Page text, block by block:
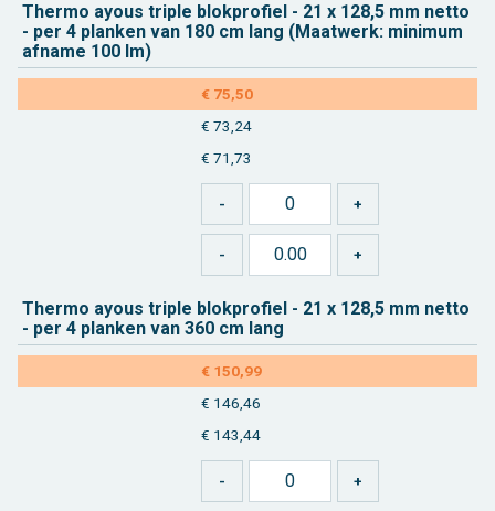
Ther­mo ayous tri­ple blok­pro­fiel - 21 x 128,5 mm netto
- per 4 plan­ken van 180 cm lang (Maat­werk: mi­ni­mum
af­na­me 100 lm)
€ 75,50
€ 73,24
€ 71,73
Ther­mo ayous tri­ple blok­pro­fiel - 21 x 128,5 mm netto
- per 4 plan­ken van 360 cm lang
€ 150,99
€ 146,46
€ 143,44